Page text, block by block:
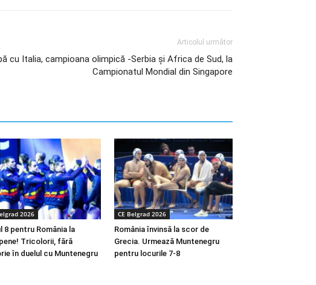
Articolul următor
cu Italia, campioana olimpică -Serbia și Africa de Sud, la
Campionatul Mondial din Singapore
2026
8 pentru România la
Tricolorii, fără
în duelul cu Muntenegru
CE Belgrad 2026
România învinsă la scor de
Grecia. Urmează Muntenegru
pentru locurile 7-8